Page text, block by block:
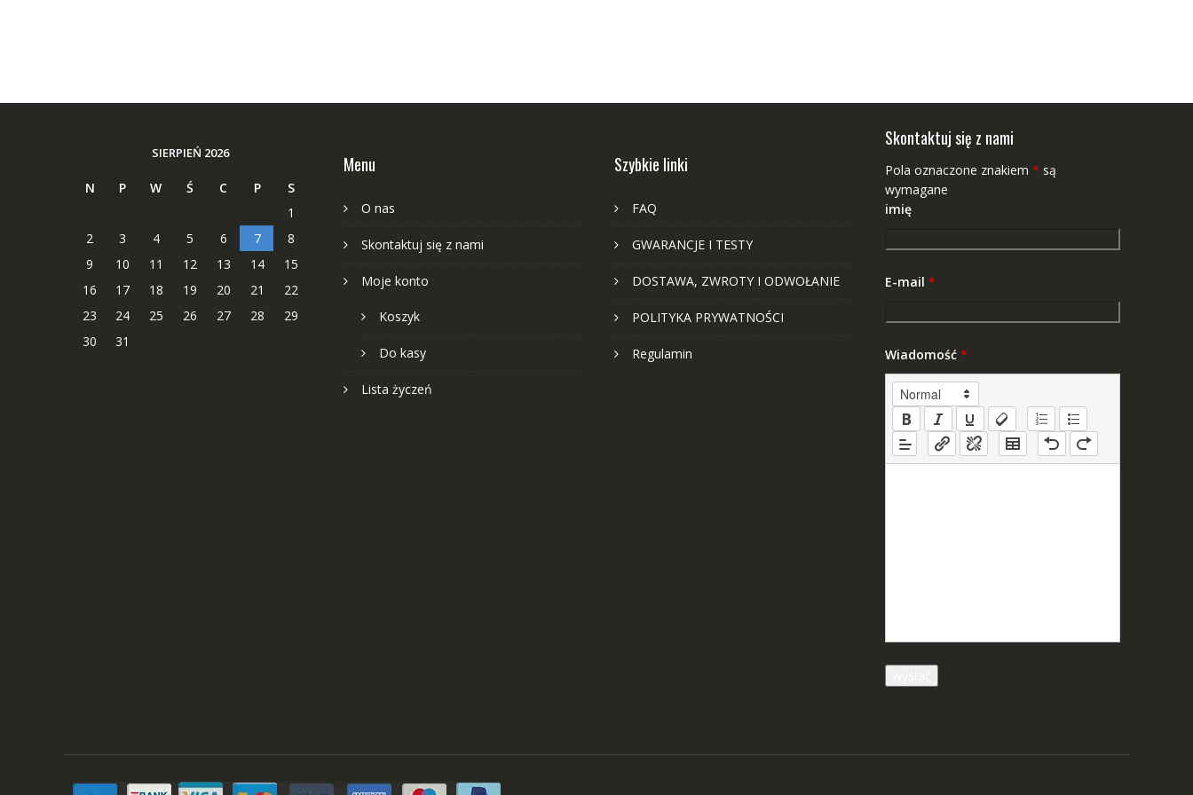
SIERPIEŃ 2026
N P W Ś C P
S
1
2
3 4 5 6 7
8
9
10 11 12 13 14
15
16
17 18 19 20 21
22
23
24 25 26 27 28
29
30
31
Menu
O nas
Skontaktuj się z nami
Moje konto
Koszyk
Do kasy
Lista życzeń
Szybkie linki
FAQ
GWARANCJE I TESTY
DOSTAWA, ZWROTY I ODWOŁANIE
POLITYKA PRYWATNOŚCI
Regulamin
Skontaktuj się z nami
Pola oznaczone znakiem * są
wymagane
imię
E-mail *
Wiadomość *